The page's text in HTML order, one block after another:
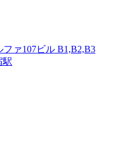
ァ107ビル B1,B2,B3
駅